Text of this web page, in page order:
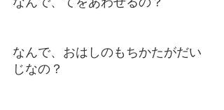
なんで、おはしのもちかたがだい
じなの？